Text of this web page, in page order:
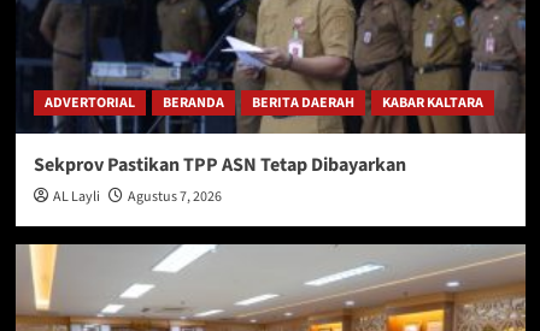
ADVERTORIAL BERANDA BERITA DAERAH KABAR KALTARA
Sekprov Pastikan TPP ASN Tetap Dibayarkan
AL Layli Agustus 7, 2026